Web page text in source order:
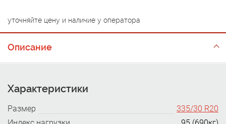
уточняйте цену и наличие у оператора
Описание
Характеристики
Размер
335/30 R20